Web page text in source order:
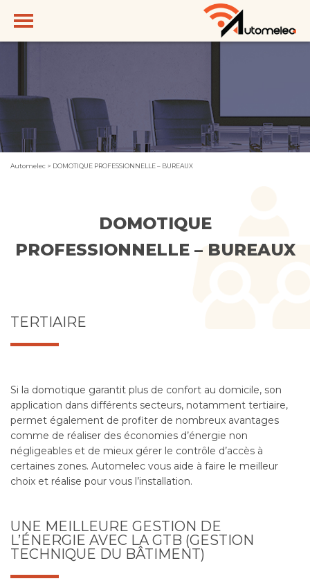
Automelec > DOMOTIQUE PROFESSIONNELLE – BUREAUX
DOMOTIQUE
PROFESSIONNELLE – BUREAUX
TERTIAIRE
Si la domotique garantit plus de confort au domicile, son
application dans différents secteurs, notamment tertiaire,
permet également de profiter de nombreux avantages
comme de réaliser des économies d’énergie non
négligeables et de mieux gérer le contrôle d’accès à
certaines zones. Automelec vous aide à faire le meilleur
choix et réalise pour vous l’installation.
UNE MEILLEURE GESTION DE
L’ÉNERGIE AVEC LA GTB (GESTION
TECHNIQUE DU BÂTIMENT)